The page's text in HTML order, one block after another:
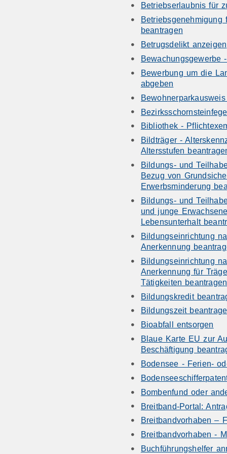
Betriebserlaubnis für
beantragen
Betrugsdelikt anzeigen
Bewachungsgewerbe
Bewerbung um die
abgeben
Bibliothek -
Bildträger -
Altersstufen
Bildungs- und
Bezug von
Erwerbsminderung
Bildungs- und
und junge
Lebensunterhalt
Bildungseinrichtung
Anerkennung
Bildungseinrichtung
Anerkennung für
Tätigkeiten beantragen
Bildungskredit
Bildungszeit
Bioabfall entsorgen
Blaue Karte EU zur
Beschäftigung
Bodensee - Ferien-
Bombenfund oder
Breitband-Portal:
Breitbandvorhaben –
Breitbandvorhaben -
Buchführungshelfer